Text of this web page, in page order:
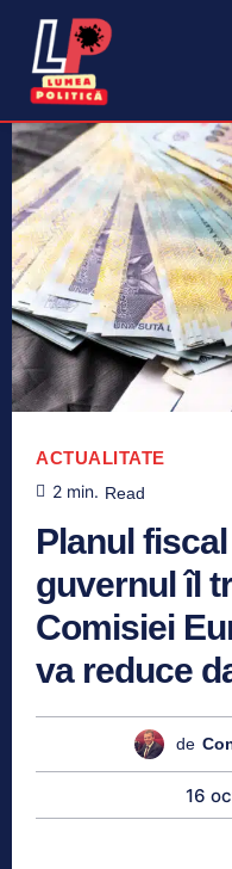
ACTUALITATE
2 min. Read
Planul
guvernul îl
Comisiei
va reduce
de
16